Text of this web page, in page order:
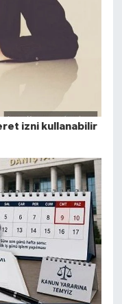
izni kullanabilir